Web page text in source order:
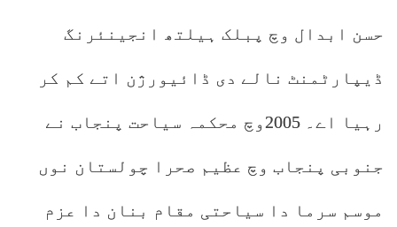
حسن ابدال وچ پبلک ہیلتھ انجینئرنگ
ڈیپارٹمنٹ نالے دی ڈائیورژن اتے کم کر
رہیا اے۔ 2005وچ محکمہ سیاحت پنجاب نے
جنوبی پنجاب وچ عظیم صحرا چولستان نوں
موسم سرما دا سیاحتی مقام بنان دا عزم